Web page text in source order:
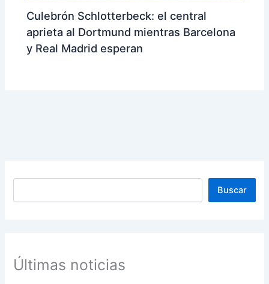
Culebrón Schlotterbeck: el central
aprieta al Dortmund mientras Barcelona
y Real Madrid esperan
Buscar
Buscar
Últimas noticias